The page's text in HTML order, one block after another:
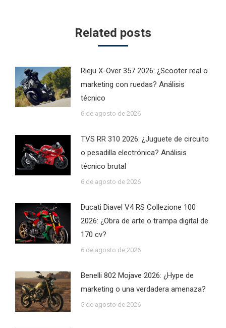
Related posts
Rieju X-Over 357 2026: ¿Scooter real o
marketing con ruedas? Análisis
técnico
6 de agosto de 2026
TVS RR 310 2026: ¿Juguete de circuito
o pesadilla electrónica? Análisis
técnico brutal
6 de agosto de 2026
Ducati Diavel V4 RS Collezione 100
2026: ¿Obra de arte o trampa digital de
170 cv?
6 de agosto de 2026
Benelli 802 Mojave 2026: ¿Hype de
marketing o una verdadera amenaza?
5 de agosto de 2026